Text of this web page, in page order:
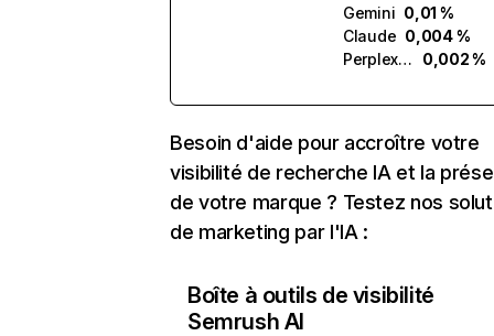
Gemini 0,01 %
Claude 0,004 %
Perplexity
0,002 %
Besoin d'aide pour accroître votre
visibilité de recherche IA et la
de votre marque ? Testez nos
de marketing par l'IA :
Boîte à outils de visibilité
Semrush AI